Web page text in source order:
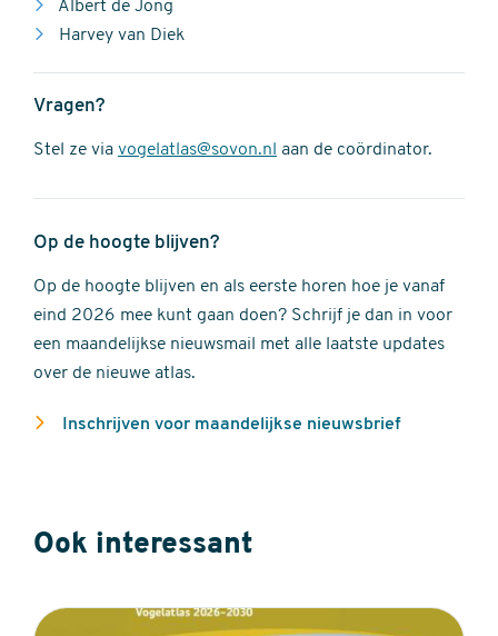
Albert de Jong
Harvey van Diek
Vragen?
Stel ze via vogelatlas@sovon.nl aan de coördinator.
Op de hoogte blijven?
Op de hoogte blijven en als eerste horen hoe je vanaf
eind 2026 mee kunt gaan doen? Schrijf je dan in voor
een maandelijkse nieuwsmail met alle laatste updates
over de nieuwe atlas.
Inschrijven voor maandelijkse nieuwsbrief
Ook interessant